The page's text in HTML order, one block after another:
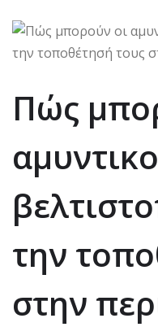
Πώς
την
στην